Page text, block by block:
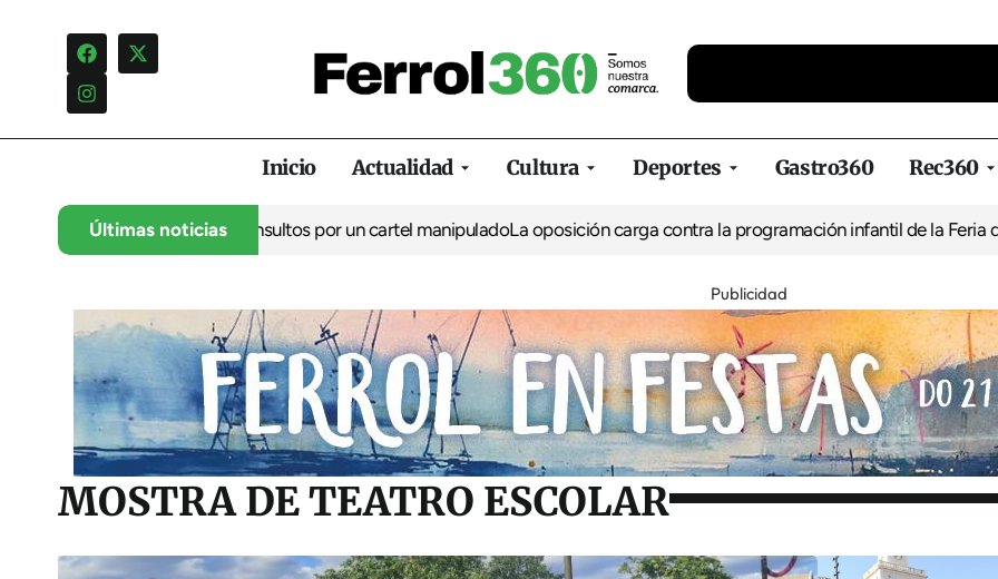
Inicio Actualidad Cultura Deportes Gastro360 Rec360
Últimas noticias
una campaña de insultos por un cartel manipuladoLa oposición carga contra la programación infantil de la Feria de la
Publicidad
MOSTRA DE TEATRO ESCOLAR